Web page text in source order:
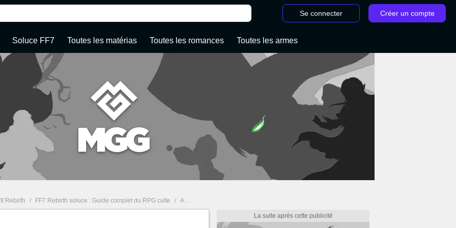
Se connecter Créer un compte
Soluce FF7 Toutes les matérias Toutes les romances Toutes les armes
Rebirth / FF7 Rebirth soluce : Guide complet du RPG culte / Affinité Junon FF7 Rebirth : Meilleurs choix de dialogues au chapitre 4